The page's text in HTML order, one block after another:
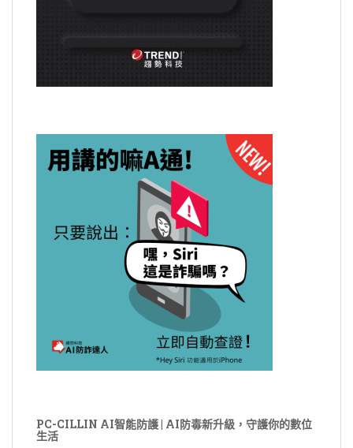
PC-CILLIN AI智能防護 | AI防毒新升級，守護你的數位
生活